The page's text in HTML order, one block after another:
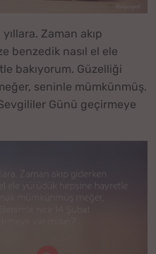
Zaman akıp
benzedik nasıl el ele
bakıyorum. Güzelliği
seninle mümkünmüş.
Günü geçirmeye